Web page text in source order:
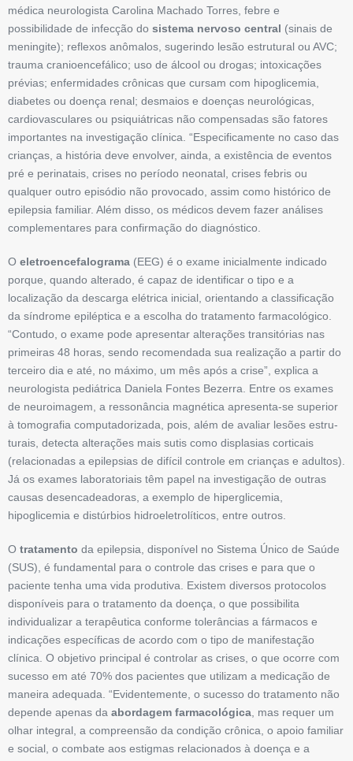
médica ­neurologista Carolina Machado Torres, febre e
possibilidade de infecção do sistema nervoso central (sinais de
meningite); reflexos anômalos, sugerindo lesão estrutural ou AVC;
trauma cranioencefálico; uso de álcool ou drogas; intoxicações
prévias; enfermidades crônicas que cursam com hipoglicemia,
diabetes ou doença renal; desmaios e doenças neurológicas,
cardiovasculares ou psiquiátricas não compensadas são fatores
importantes na investigação clínica. “Especificamente no caso das
crian­ças, a história deve ­envolver, ainda, a existência de eventos
pré e perinatais, crises no período ­neonatal, crises febris ou
qualquer outro episódio não provocado, assim como histórico de
epilepsia familiar. Além disso, os médicos devem fazer análises
complementares para confirmação do diagnóstico.
O eletroencefalograma (EEG) é o exame inicialmente indicado
porque, quando alterado, é capaz de identificar o tipo e a
localização da descarga elétrica inicial, orientando a classificação
da síndrome epiléptica e a escolha do tratamento farmacológico.
“Contudo, o exame pode apresentar alterações transitórias nas
primeiras 48 horas, sendo recomendada sua realização a partir do
terceiro dia e até, no máximo, um mês após a crise”, explica a
neurologista pediátrica Daniela Fontes Bezerra. Entre os exames
de neuroimagem, a resso­nância magnética apresenta-se superior
à tomografia computadorizada, pois, além de avaliar lesões ­estru­
turais, detecta alterações mais sutis como displasias corti­cais
(relacio­na­das a epilepsias de difícil ­contro­le em crianças e adultos).
Já os exames ­laboratoriais têm papel na investigação de outras
causas desencadeadoras, a exemplo de hiperglicemia,
hipoglicemia e distúrbios hidroeletrolíticos, entre outros.
O tratamento da epilepsia, disponível no Sistema Único de Saúde
(SUS), é fundamental para o controle das crises e para que o
paciente tenha uma vida produtiva. Existem diversos protocolos
disponíveis para o tratamento da doença, o que possibilita
individualizar a terapêutica conforme tolerâncias a fármacos e
indicações específicas de acordo com o tipo de manifestação
clínica. O objetivo principal é controlar as crises, o que ocorre com
sucesso em até 70% dos pacientes que utilizam a medicação de
maneira adequada. “Evidentemente, o sucesso do tratamento não
depende apenas da abordagem farmacológica, mas requer um
olhar integral, a compreensão da condição crônica, o apoio familiar
e social, o combate aos estigmas relacionados à doença e a